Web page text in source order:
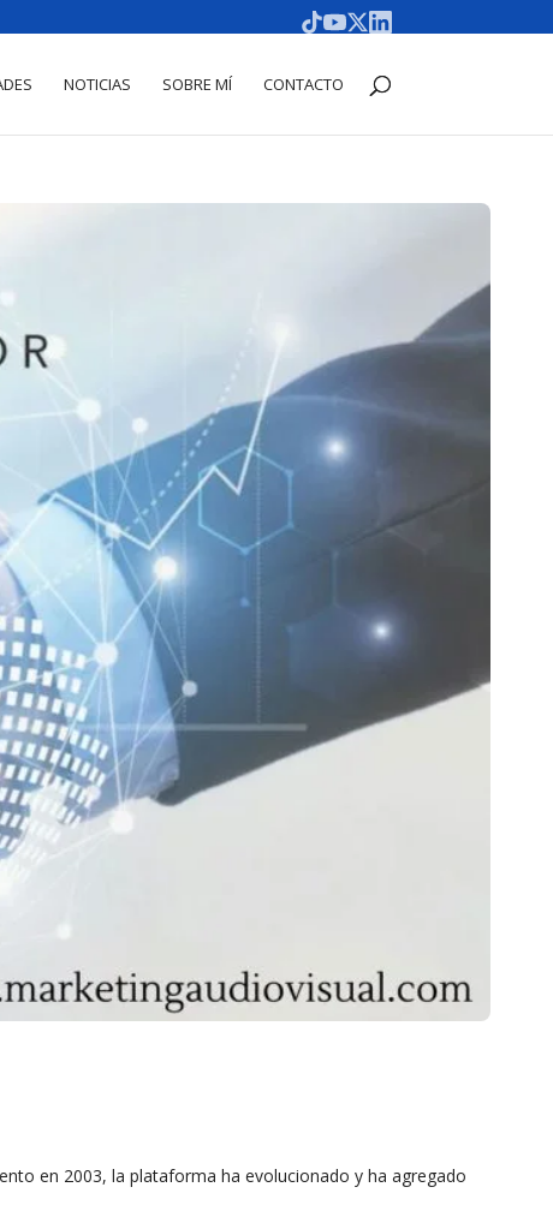
NOTICIAS SOBRE MÍ CONTACTO
en 2003, la plataforma ha evolucionado y ha agregado